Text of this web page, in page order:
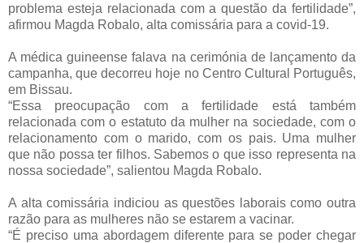
problema esteja relacionada com a questão da fertilidade”,
afirmou Magda Robalo, alta comissária para a covid-19.
A médica guineense falava na cerimónia de lançamento da
campanha, que decorreu hoje no Centro Cultural Português,
em Bissau.
“Essa preocupação com a fertilidade está também
relacionada com o estatuto da mulher na sociedade, com o
relacionamento com o marido, com os pais. Uma mulher
que não possa ter filhos. Sabemos o que isso representa na
nossa sociedade”, salientou Magda Robalo.
A alta comissária indiciou as questões laborais como outra
razão para as mulheres não se estarem a vacinar.
“É preciso uma abordagem diferente para se poder chegar